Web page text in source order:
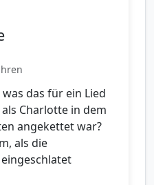
das für ein Lied
Charlotte in dem
angekettet war?
als die